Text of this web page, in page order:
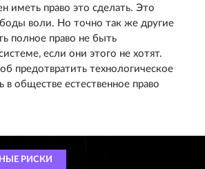
иметь право это сделать. Это
воли. Но точно так же другие
полное право не быть
если они этого не хотят.
предотвратить технологическое
в обществе естественное право
РИСКИ